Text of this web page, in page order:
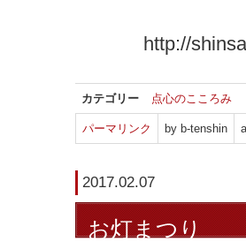
http://
カテゴリー 点心のこころみ
パーマリンク by b-tenshin
2017.02.07
お灯まつり